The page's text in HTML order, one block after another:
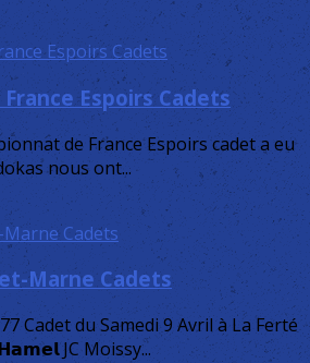
Espoirs Cadets
de France Espoirs cadet a eu
nous ont...
Marne Cadets
Cadet du Samedi 9 Avril à La Ferté
JC Moissy...